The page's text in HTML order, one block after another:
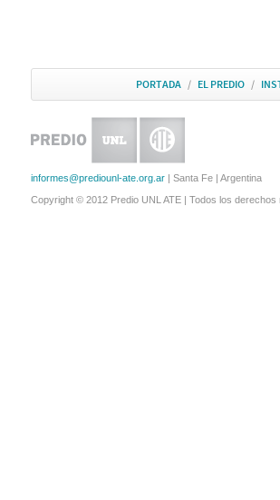
PORTADA / EL PREDIO /
informes@prediounl-ate.org.ar | Santa Fe | Argentina
Copyright © 2012 Predio UNL ATE | Todos los derechos